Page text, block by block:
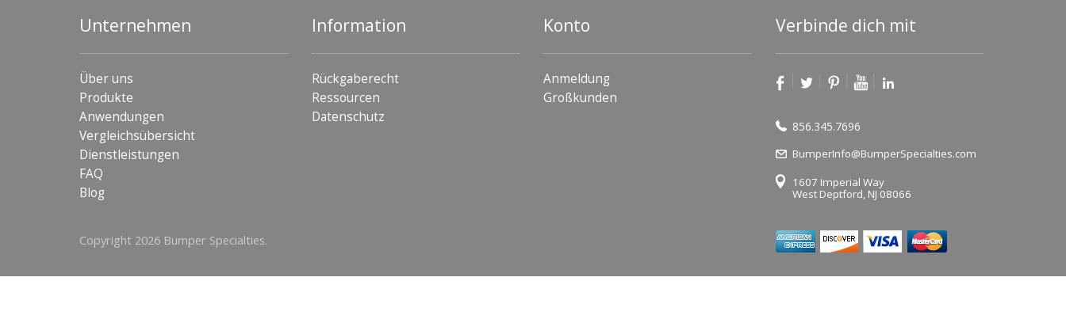
Unternehmen
Über uns
Produkte
Anwendungen
Vergleichsübersicht
Dienstleistungen
FAQ
Blog
Information
Rückgaberecht
Ressourcen
Datenschutz
Konto
Anmeldung
Großkunden
Verbinde dich mit
856.345.7696
BumperInfo@BumperSpecialties.com
1607 Imperial Way
West Deptford, NJ 08066
Copyright 2026 Bumper Specialties.